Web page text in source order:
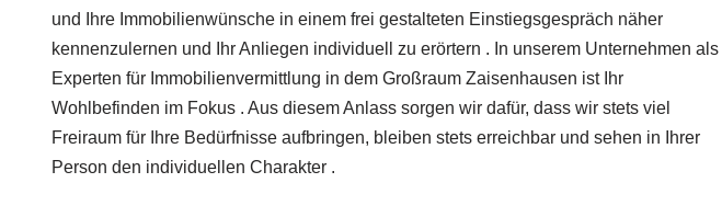
und Ihre Immobilienwünsche in einem frei gestalteten Einstiegsgespräch näher
kennenzulernen und Ihr Anliegen individuell zu erörtern . In unserem Unternehmen als
Experten für Immobilienvermittlung in dem Großraum Zaisenhausen ist Ihr
Wohlbefinden im Fokus . Aus diesem Anlass sorgen wir dafür, dass wir stets viel
Freiraum für Ihre Bedürfnisse aufbringen, bleiben stets erreichbar und sehen in Ihrer
Person den individuellen Charakter .